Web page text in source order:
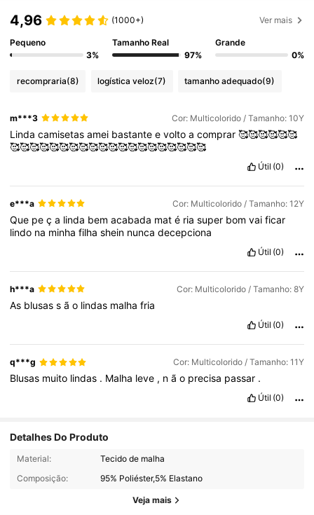
4,96 (1000+) Ver mais
Pequeno
3%
Tamanho Real
97%
Grande
0%
recompraria(8) logística veloz(7) tamanho adequado(9)
m***3 Cor: Multicolorido / Tamanho: 10Y
Lindacamisetasamei bastanteevoltoacomprar🥰🥰🥰🥰🥰🥰
🥰🥰🥰🥰🥰🥰🥰🥰🥰🥰🥰🥰🥰🥰🥰🥰🥰🥰🥰🥰
Útil (0)
e***a Cor: Multicolorido / Tamanho: 12Y
Que peça linda bemacabada maté riasuper bomvaificar
lindo na minhafilhashein nuncadecepciona
Útil (0)
h***a Cor: Multicolorido / Tamanho: 8Y
As blusassão lindas malhafria
Útil (0)
q***g Cor: Multicolorido / Tamanho: 11Y
Blusas muito lindas . Malha leve , não precisa passar .
Útil (0)
Detalhes Do Produto
Material:
Tecido de malha
Composição:
95% Poliéster,5% Elastano
Veja mais
427K Seguidores
427K Seguidores